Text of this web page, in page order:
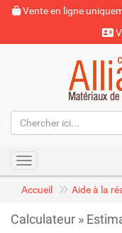
Vente en ligne
Toggle navigation
Accueil Aide à la
Calculateur »